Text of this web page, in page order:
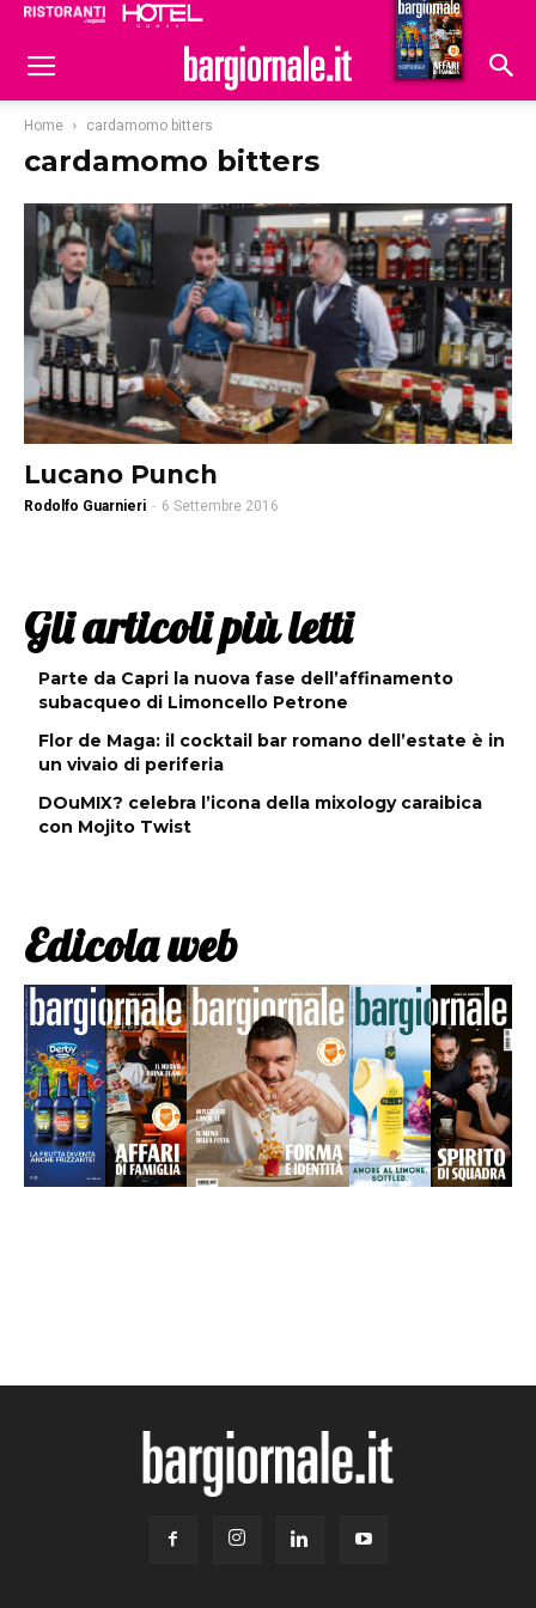
Hoteldomani
Home cardamomo bitters
cardamomo bitters
Lucano Punch
Rodolfo Guarnieri - 6 Settembre 2016
Gli articoli più letti
Parte da Capri la nuova fase dell’affinamento
subacqueo di Limoncello Petrone
Flor de Maga: il cocktail bar romano dell’estate è in
un vivaio di periferia
DOuMIX? celebra l’icona della mixology caraibica
con Mojito Twist
Edicola web